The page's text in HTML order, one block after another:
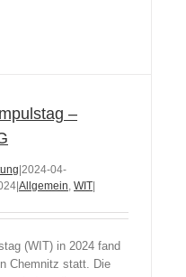
–
2024-04-
Allgemein, WIT
(WIT) in 2024 fand
Chemnitz statt. Die